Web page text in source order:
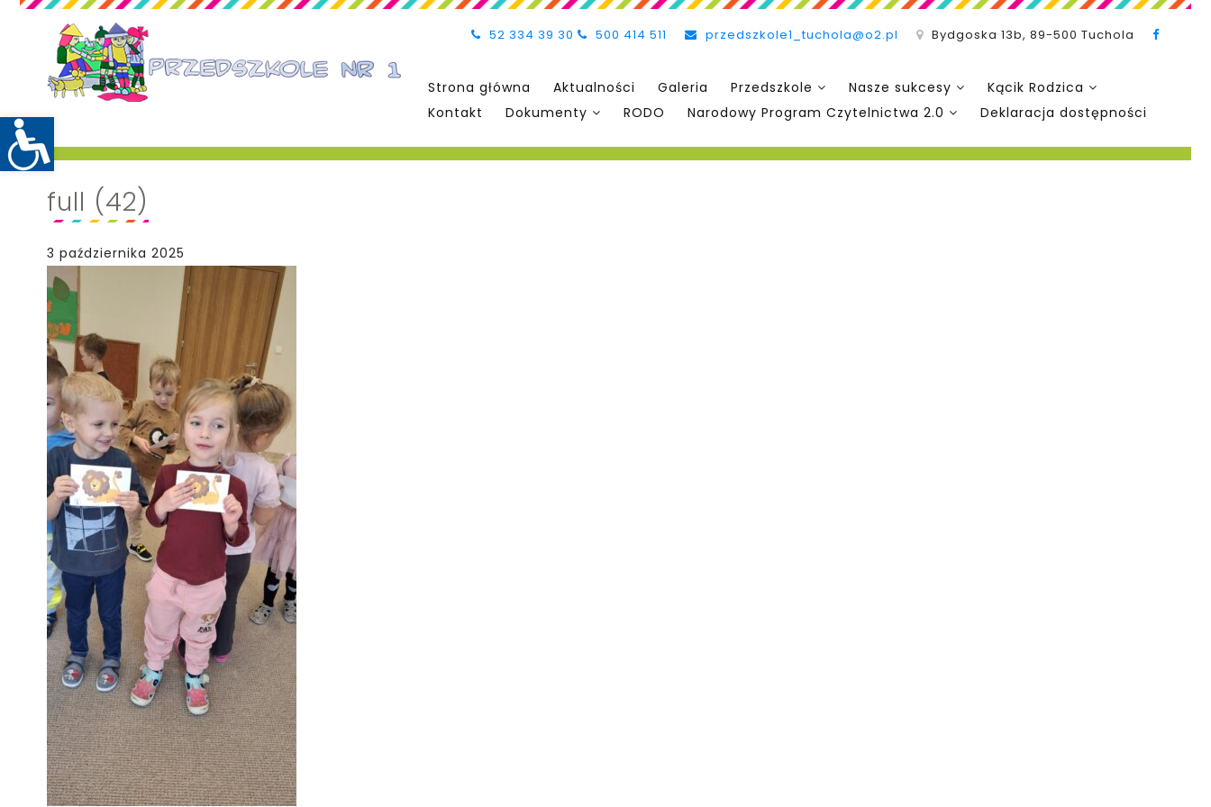
52 334 39 30 500 414 511 przedszkole1_tuchola@o2.pl Bydgoska 13b, 89-500 Tuchola
Strona główna Aktualności Galeria Przedszkole Nasze sukcesy
Kącik Rodzica
Kontakt
Dokumenty RODO Narodowy Program Czytelnictwa 2.0 Deklaracja dostępności
full (42)
3 października 2025